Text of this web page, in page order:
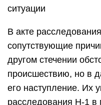
ситуации
В акте
сопутствующие
другом стечении
происшествию, но в
его наступление. Их
расследования Н-1 в